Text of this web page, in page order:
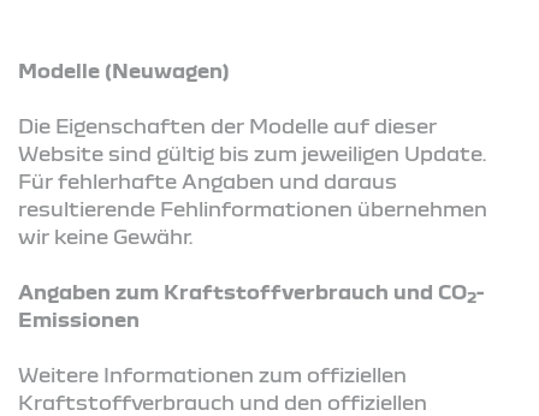
Modelle (Neuwagen)
Die Eigenschaften der Modelle auf dieser
Website sind gültig bis zum jeweiligen Update.
Für fehlerhafte Angaben und daraus
resultierende Fehlinformationen übernehmen
wir keine Gewähr.
Angaben zum Kraftstoffverbrauch und CO2-
Emissionen
Weitere Informationen zum offiziellen
Kraftstoffverbrauch und den offiziellen